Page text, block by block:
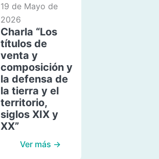
19 de Mayo de
2026
Charla “Los
títulos de
venta y
composición y
la defensa de
la tierra y el
territorio,
siglos XIX y
XX”
Ver más →